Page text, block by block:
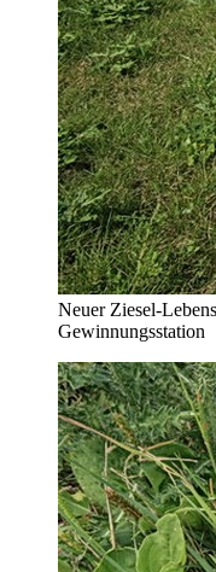
Neuer Ziesel-
Gewinnungsstation